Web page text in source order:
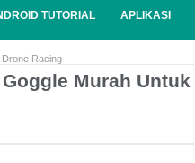
TUTORIAL APLIKASI
Racing
Murah Untuk